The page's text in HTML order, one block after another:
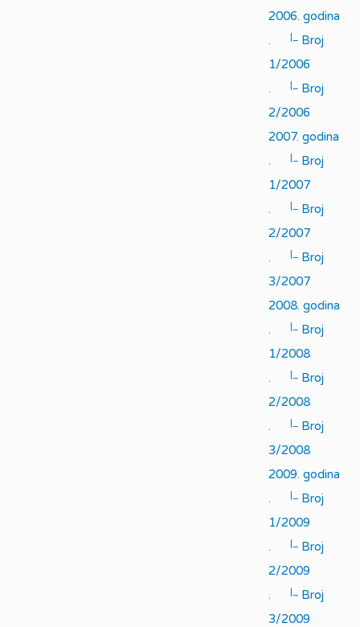
2006. godina
.
|_ Broj
1/2006
.
|_ Broj
2/2006
2007. godina
.
|_ Broj
1/2007
.
|_ Broj
2/2007
.
|_ Broj
3/2007
2008. godina
.
|_ Broj
1/2008
.
|_ Broj
2/2008
.
|_ Broj
3/2008
2009. godina
.
|_ Broj
1/2009
.
|_ Broj
2/2009
.
|_ Broj
3/2009